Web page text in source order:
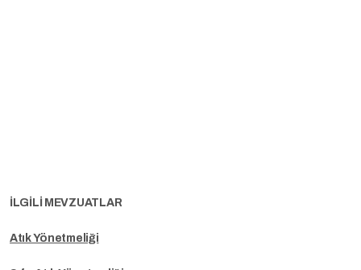
İLGİLİ MEVZUATLAR
Atık Yönetmeliği